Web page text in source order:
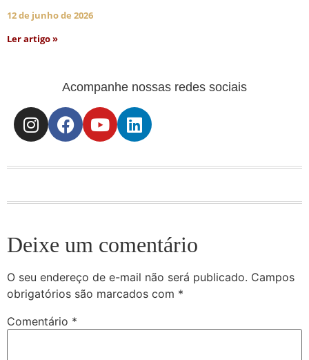
12 de junho de 2026
Ler artigo »
Acompanhe nossas redes sociais
Deixe um comentário
O seu endereço de e-mail não será publicado. Campos
obrigatórios são marcados com *
Comentário *